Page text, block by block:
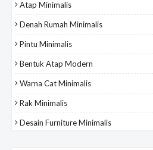
Atap Minimalis
Denah Rumah Minimalis
Pintu Minimalis
Bentuk Atap Modern
Warna Cat Minimalis
Rak Minimalis
Desain Furniture Minimalis